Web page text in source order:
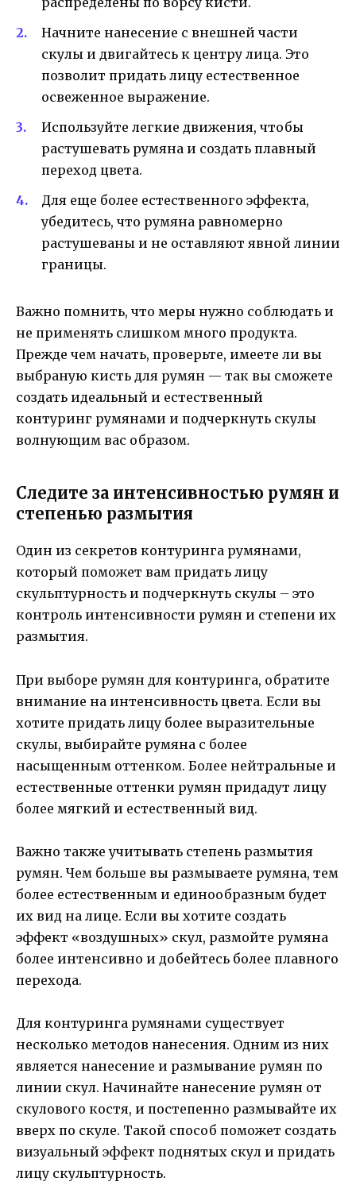
Начните нанесение с внешней части
скулы и двигайтесь к центру лица. Это
позволит придать лицу естественное
освеженное выражение.
Используйте легкие движения, чтобы
растушевать румяна и создать плавный
переход цвета.
Для еще более естественного эффекта,
убедитесь, что румяна равномерно
растушеваны и не оставляют явной линии
границы.
Важно помнить, что меры нужно соблюдать и
не применять слишком много продукта.
Прежде чем начать, проверьте, имеете ли вы
выбраную кисть для румян — так вы сможете
создать идеальный и естественный
контуринг румянами и подчеркнуть скулы
волнующим вас образом.
Следите за интенсивностью румян и
степенью размытия
Один из секретов контуринга румянами,
который поможет вам придать лицу
скульптурность и подчеркнуть скулы – это
контроль интенсивности румян и степени их
размытия.
При выборе румян для контуринга, обратите
внимание на интенсивность цвета. Если вы
хотите придать лицу более выразительные
скулы, выбирайте румяна с более
насыщенным оттенком. Более нейтральные и
естественные оттенки румян придадут лицу
более мягкий и естественный вид.
Важно также учитывать степень размытия
румян. Чем больше вы размываете румяна, тем
более естественным и единообразным будет
их вид на лице. Если вы хотите создать
эффект «воздушных» скул, размойте румяна
более интенсивно и добейтесь более плавного
перехода.
Для контуринга румянами существует
несколько методов нанесения. Одним из них
является нанесение и размывание румян по
линии скул. Начинайте нанесение румян от
скулового костя, и постепенно размывайте их
вверх по скуле. Такой способ поможет создать
визуальный эффект поднятых скул и придать
лицу скульптурность.